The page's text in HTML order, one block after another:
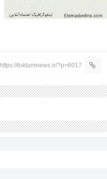
https://toktamnews.ir/?p=6017